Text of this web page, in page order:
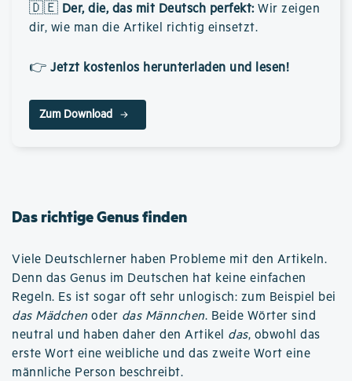
🇩🇪 Der, die, das mit Deutsch perfekt: Wir zeigen
dir, wie man die Artikel richtig einsetzt.
👉 Jetzt kostenlos herunterladen und lesen!
Zum Download
Das richtige Genus finden
Viele Deutschlerner haben Probleme mit den Artikeln.
Denn das Genus im Deutschen hat keine einfachen
Regeln. Es ist sogar oft sehr unlogisch: zum Beispiel bei
das Mädchen oder das Männchen. Beide Wörter sind
neutral und haben daher den Artikel das, obwohl das
erste Wort eine weibliche und das zweite Wort eine
männliche Person beschreibt.